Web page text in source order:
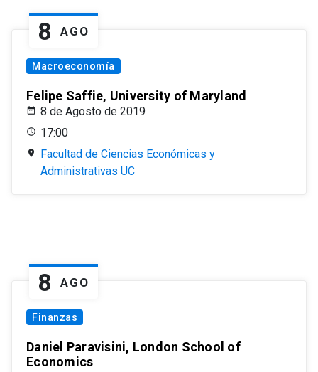
8 AGO
Macroeconomía
Felipe Saffie, University of Maryland
8 de Agosto de 2019
17:00
Facultad de Ciencias Económicas y
Administrativas UC
8 AGO
Finanzas
Daniel Paravisini, London School of
Economics